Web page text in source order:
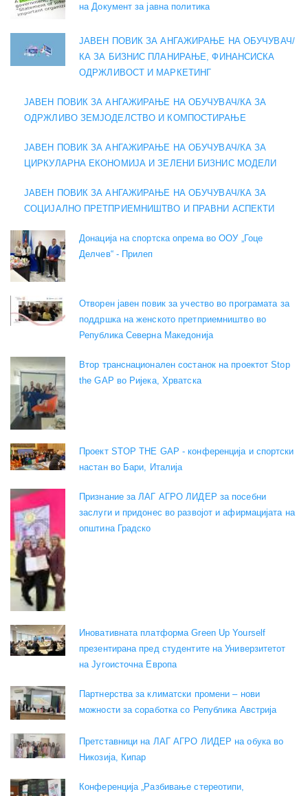
на Документ за јавна политика
ЈАВЕН ПОВИК ЗА АНГАЖИРАЊЕ НА ОБУЧУВАЧ/
КА ЗА БИЗНИС ПЛАНИРАЊЕ, ФИНАНСИСКА
ОДРЖЛИВОСТ И МАРКЕТИНГ
ЈАВЕН ПОВИК ЗА АНГАЖИРАЊЕ НА ОБУЧУВАЧ/КА ЗА
ОДРЖЛИВО ЗЕМЈОДЕЛСТВО И КОМПОСТИРАЊЕ
ЈАВЕН ПОВИК ЗА АНГАЖИРАЊЕ НА ОБУЧУВАЧ/КА ЗА
ЦИРКУЛАРНА ЕКОНОМИЈА И ЗЕЛЕНИ БИЗНИС МОДЕЛИ
ЈАВЕН ПОВИК ЗА АНГАЖИРАЊЕ НА ОБУЧУВАЧ/КА ЗА
СОЦИЈАЛНО ПРЕТПРИЕМНИШТВО И ПРАВНИ АСПЕКТИ
Донација на спортска опрема во ООУ „Гоце
Делчев“ - Прилеп
Отворен јавен повик за учество во програмата за
поддршка на женското претприемништво во
Република Северна Македонија
Втор транснационален состанок на проектот Stop
the GAP во Ријека, Хрватска
Проект STOP THE GAP - конференција и спортски
настан во Бари, Италија
Признание за ЛАГ АГРО ЛИДЕР за посебни
заслуги и придонес во развојот и афирмацијата на
општина Градско
Иновативната платформа Green Up Yourself
презентирана пред студентите на Универзитетот
на Југоисточна Европа
Партнерства за климатски промени – нови
можности за соработка со Република Австрија
Претставници на ЛАГ АГРО ЛИДЕР на обука во
Никозија, Кипар
Конференција „Разбивање стереотипи,